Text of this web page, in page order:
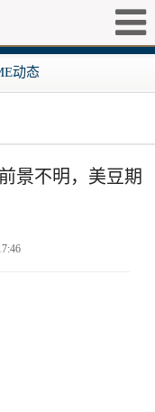
动态
景不明，美豆期